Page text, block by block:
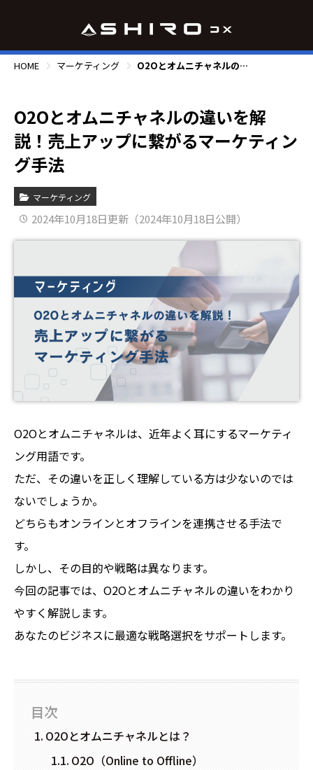
HOME マーケティング O2Oとオムニチャネルの違いを解説！売上アップに繋がるマーケティング手法
O2Oとオムニチャネルの違いを解
説！売上アップに繋がるマーケティン
グ手法
マーケティング
2024年10月18日更新（2024年10月18日公開）
O2Oとオムニチャネルは、近年よく耳にするマーケティ
ング用語です。
ただ、その違いを正しく理解している方は少ないのでは
ないでしょうか。
どちらもオンラインとオフラインを連携させる手法で
す。
しかし、その目的や戦略は異なります。
今回の記事では、O2Oとオムニチャネルの違いをわかり
やすく解説します。
あなたのビジネスに最適な戦略選択をサポートします。
目次
O2Oとオムニチャネルとは？
O2O（Online to Offline）